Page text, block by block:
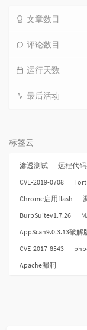
文章数目
评论数目
运行天数
最后活动
标签云
渗透测试 远程代
CVE-2019-0708
Chrome启用flash
BurpSuitev1.7.26
AppScan9.0.3.13破解
CVE-2017-8543
Apache漏洞